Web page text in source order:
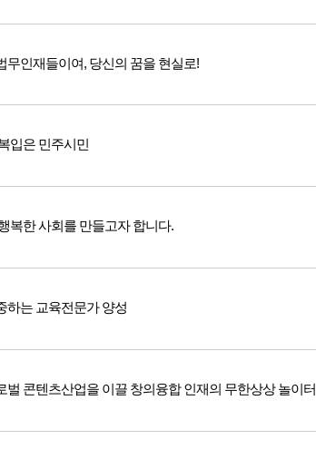
무인재들이여, 당신의 꿈을 현실로!
입은 민주시민
복한 사회를 만들고자 합니다.
하는 교육전문가 양성
벌 콘텐츠산업을 이끌 창의융합 인재의 무한상상 놀이터